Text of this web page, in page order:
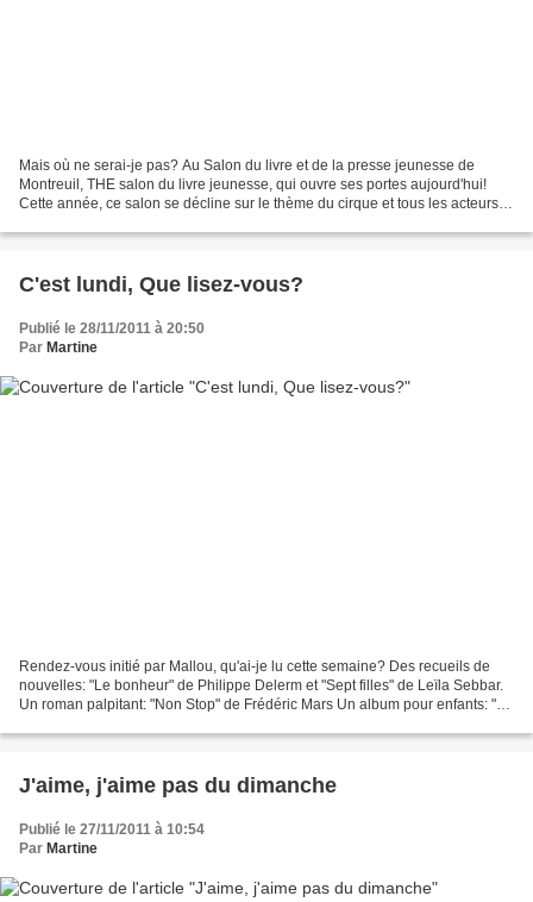
Mais où ne serai-je pas? Au Salon du livre et de la presse jeunesse de
Montreuil, THE salon du livre jeunesse, qui ouvre ses portes aujourd'hui!
Cette année, ce salon se décline sur le thème du cirque et tous les acteurs
C'est lundi, Que lisez-vous?
Publié le 28/11/2011 à 20:50
Par Martine
Rendez-vous initié par Mallou, qu'ai-je lu cette semaine? Des recueils de
nouvelles: "Le bonheur" de Philippe Delerm et "Sept filles" de Leïla Sebbar.
Un roman palpitant: "Non Stop" de Frédéric Mars Un album pour enfants: "Le
J'aime, j'aime pas du dimanche
Publié le 27/11/2011 à 10:54
Par Martine